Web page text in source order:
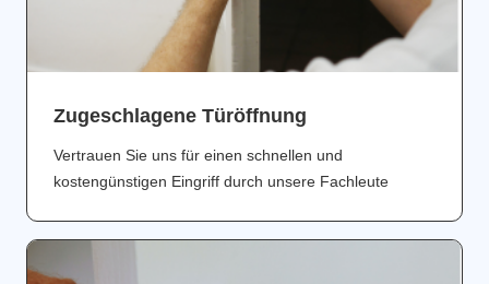
Zugeschlagene Türöffnung
Vertrauen Sie uns für einen schnellen und
kostengünstigen Eingriff durch unsere Fachleute